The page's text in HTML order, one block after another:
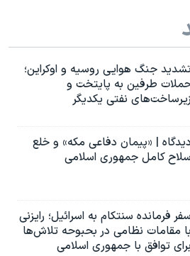
جنگ هوایی روسیه و اوکراین؛
طرفین به پایتخت‌ و
زیرساخت‌های نفتی یکدیگر
دیدگاه | «پیمان دفاعی مکه» و خلع
سلاح کامل جمهوری اسلامی
سفر فرمانده سنتکام به اسرائیل؛ رایزنی
با مقامات نظامی در بحبوحه تلاش‌ها
برای توافق با جمهوری اسلامی